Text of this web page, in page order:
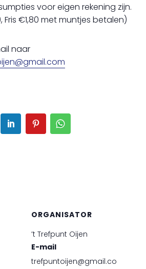
voor eigen rekening zijn.
€1,80 met muntjes betalen)
naar
ORGANISATOR
’t Trefpunt Oijen
E-mail
trefpuntoijen@gmail.co